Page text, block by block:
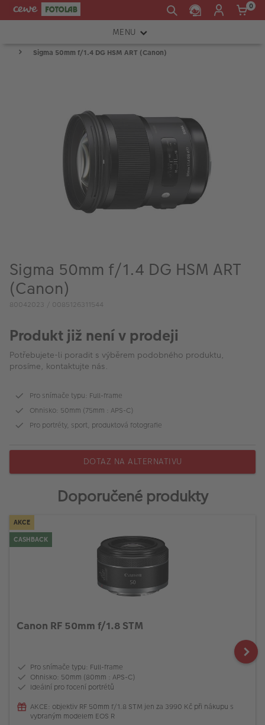
0
MENU
FOTOAPARÁTY
TISKÁRNY A SKENERY
FOTOBRAŠNY
PŘÍSLUŠENSTVÍ
VÝPRODEJ
FOTO BAZAR
Fotoprodukty
Sigma 50mm f/1.4 DG HSM ART (Canon)
Sigma 50mm f/1.4 DG HSM ART
(Canon)
80042023 / 0085126311544
Produkt již není v prodeji
Potřebujete-li poradit s výběrem podobného produktu,
prosíme, kontaktujte nás.
Pro snímače typu: Full-frame
Ohnisko: 50mm (75mm : APS-C)
Pro portréty, sport, produktová fotografie
DOTAZ NA ALTERNATIVU
Doporučené produkty
AKCE
CASHBACK
Canon RF 50mm f/1.8 STM
Pro snímače typu: Full-frame
Ohnisko: 50mm (80mm : APS-C)
Ideální pro focení portrétů
AKCE: objektiv RF 50mm f/1.8 STM jen za 3990 Kč při nákupu s
vybraným modelem EOS R